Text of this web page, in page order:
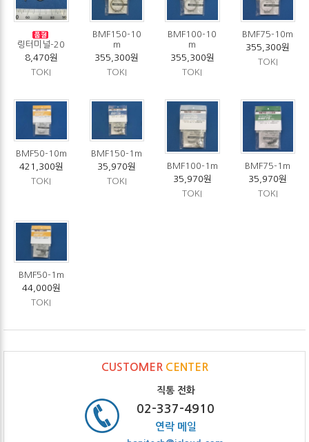
링터미널-20
8,470원
TOKI
BMF150-10
m
355,300원
TOKI
BMF100-10
m
355,300원
TOKI
BMF75-10m
355,300원
TOKI
BMF50-10m
421,300원
TOKI
BMF150-1m
35,970원
TOKI
BMF100-1m
35,970원
TOKI
BMF75-1m
35,970원
TOKI
BMF50-1m
44,000원
TOKI
CUSTOMER CENTER
직통 전화
02-337-4910
연락 메일